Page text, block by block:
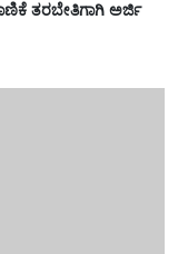
ತರಬೇತಿಗಾಗಿ ಅರ್ಜಿ